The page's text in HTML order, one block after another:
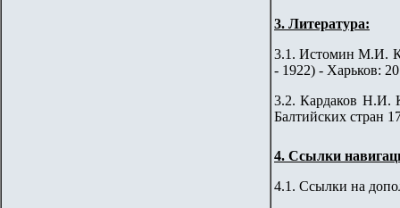
3. Литература:
3.1.Истомин М.И.
- 1922) - Харьков:
3.2. Кардаков Н.И.
Балтийских стран
4. Ссылки
4.1. Ссылки на